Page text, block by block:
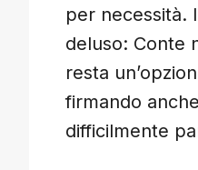
per necessità.
deluso: Conte
resta
firmando
difficilmente